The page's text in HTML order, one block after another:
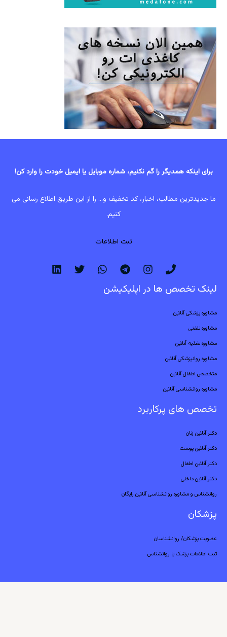
برای اینکه همدیگر را گم نکنیم، شماره موبایل یا ایمیل خودت را وارد کن!
ما جدیدترین مطالب، اخبار، کد تخفیف و... را از این طریق اطلاع رسانی می
کنیم.
ثبت اطلاعات
لینک تخصص ها در اپلیکیشن
مشاوره پزشکی آنلاین
مشاوره تلفنی
مشاوره تغذیه آنلاین
مشاوره روانپزشکی آنلاین
متخصص اطفال آنلاین
مشاوره روانشناسی آنلاین
تخصص های پرکاربرد
دکتر آنلاین زنان
دکتر آنلاین پوست
دکتر آنلاین اطفال
دکتر آنلاین داخلی
روانشناس و مشاوره روانشناسی آنلاین رایگان
پزشکان
عضویت پزشکان/ روانشناسان
ثبت اطلاعات پزشک یا روانشناس